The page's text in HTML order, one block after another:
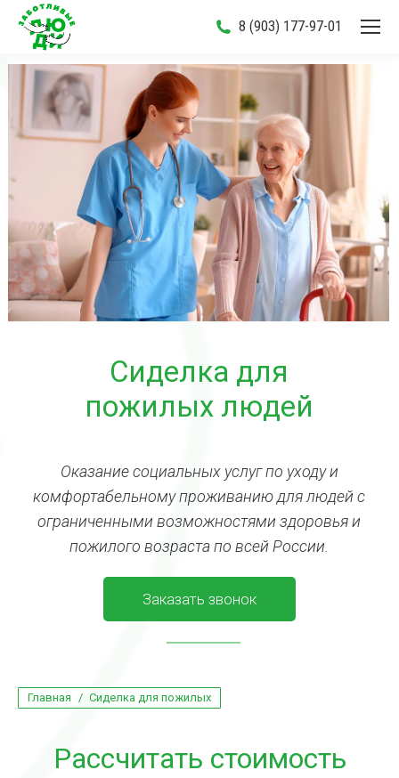
8 (903) 177-97-01
Сиделка для
пожилых людей
Заказать звонок
Оказание социальных услуг по уходу и
комфортабельному проживанию для людей с
ограниченными возможностями здоровья и
пожилого возраста по всей России.
Вы здесь:
Главная Сиделка для пожилых
Рассчитать стоимость